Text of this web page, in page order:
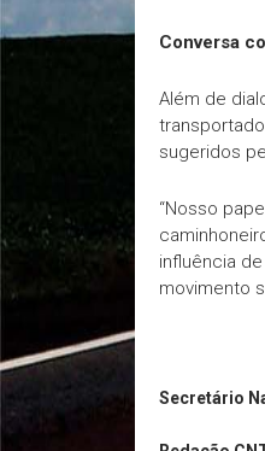
Conversa
Além de
sugeridos
“Nosso
influência
movimento
Secretário